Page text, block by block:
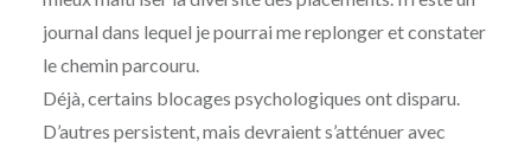
journal dans lequel je pourrai me replonger et constater
le chemin parcouru.
Déjà, certains blocages psychologiques ont disparu.
D’autres persistent, mais devraient s’atténuer avec